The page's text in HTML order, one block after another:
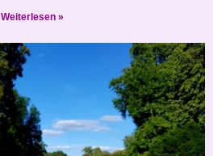
Weiterlesen »